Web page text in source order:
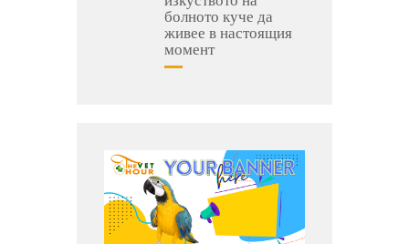
болното куче да
живее в настоящия
момент